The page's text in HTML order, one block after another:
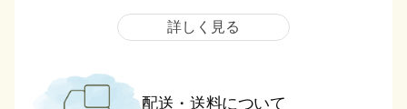
詳しく見る
配送・送料について